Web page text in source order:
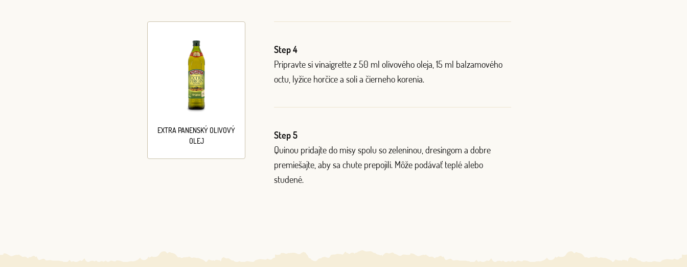
EXTRA PANENSKÝ OLIVOVÝ
OLEJ
Step 4
Pripravte si vinaigrette z 50 ml olivového oleja, 15 ml balzamového
octu, lyžice horčice a soli a čierneho korenia.
Step 5
Quinou pridajte do misy spolu so zeleninou, dresingom a dobre
premiešajte, aby sa chute prepojili. Môže podávať teplé alebo
studené.